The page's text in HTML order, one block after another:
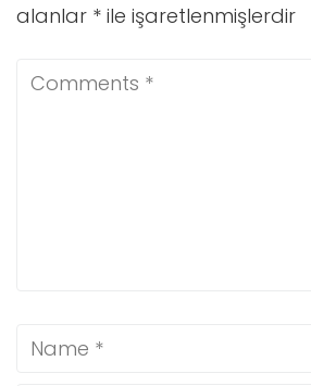
alanlar * ile işaretlenmişlerdir